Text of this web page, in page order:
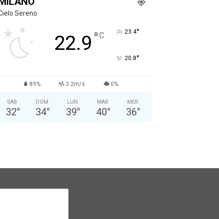
Sereno
22.9 °C 23.4°
20.8°
89% 3.2m/s 0%
SAB
32°
DOM
34°
LUN
39°
MAR
40°
MER
36°